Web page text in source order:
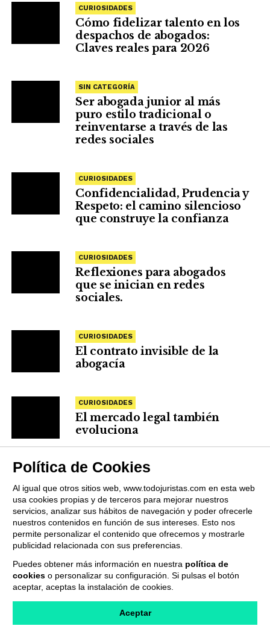
CURIOSIDADES
Cómo fidelizar talento en los
despachos de abogados:
Claves reales para 2026
SIN CATEGORÍA
Ser abogada junior al más
puro estilo tradicional o
reinventarse a través de las
redes sociales
CURIOSIDADES
Confidencialidad, Prudencia y
Respeto: el camino silencioso
que construye la confianza
CURIOSIDADES
Reflexiones para abogados
que se inician en redes
sociales.
CURIOSIDADES
El contrato invisible de la
abogacía
CURIOSIDADES
El mercado legal también
evoluciona
QUIENES SOMOS PUBLICIDAD
PROVEEDORES
TERMINOS Y CONDICIONES
POLÍTICA DE PRIVACIDAD
Política de Cookies
Al igual que otros sitios web, www.todojuristas.com en esta web
usa cookies propias y de terceros para mejorar nuestros
servicios, analizar sus hábitos de navegación y poder ofrecerle
nuestros contenidos en función de sus intereses. Esto nos
permite personalizar el contenido que ofrecemos y mostrarle
publicidad relacionada con sus preferencias.
Puedes obtener más información en nuestra política de
cookies o personalizar su configuración. Si pulsas el botón
aceptar, aceptas la instalación de cookies.
Aceptar